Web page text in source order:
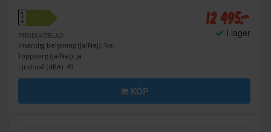
A
↑
G
C
PRODUKTBLAD
Invändig belysning (Ja/Nej): Nej
Toppkorg (Ja/Nej): Ja
Ljudnivå (dBA): 43
12 495:-
I lager
KÖP